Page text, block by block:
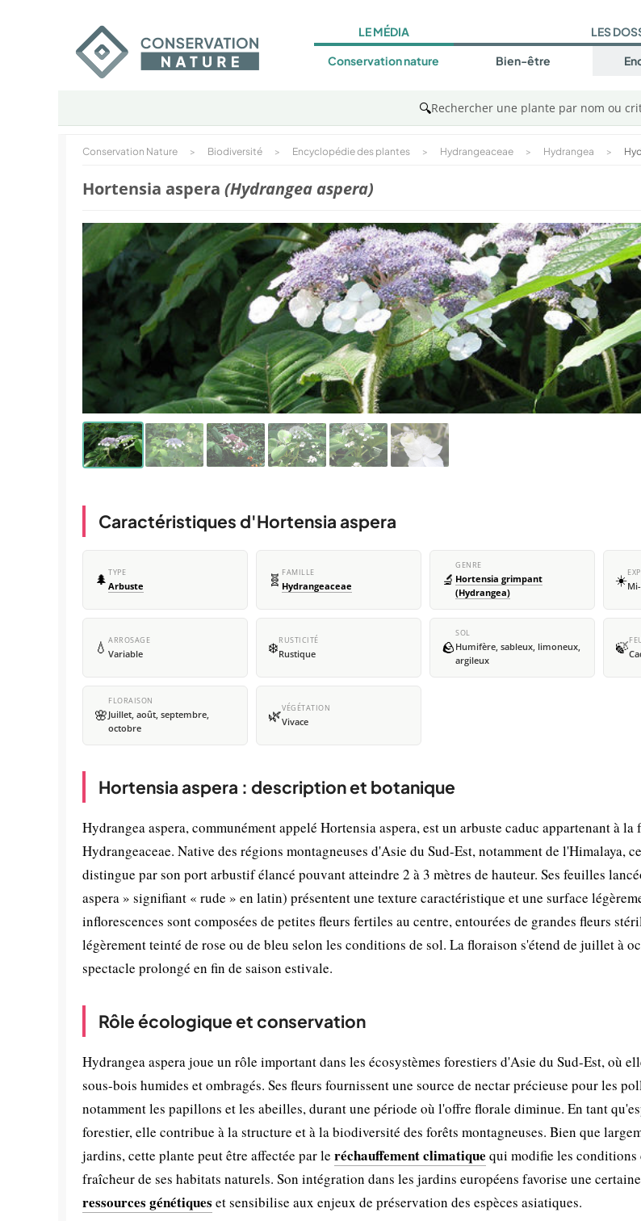
LE MÉDIA
Conservation nature
LES
Bien-être
🔍Rechercher une plante par nom ou
Conservation Nature > Biodiversité > Encyclopédie des plantes > Hydrangeaceae > Hydrangea >
Hortensia aspera (Hydrangea aspera)
Caractéristiques d'Hortensia aspera
🌲 TYPE
Arbuste 🧬 FAMILLE
Hydrangeaceae 🔬
GENRE
Hortensia grimpant
(Hydrangea)
☀️
💧 ARROSAGE
Variable ❄️RUSTICITÉ
Rustique 🪨
SOL
Humifère, sableux, limoneux,
argileux
🍃
🌸
FLORAISON
Juillet, août, septembre,
octobre
🌿VÉGÉTATION
Vivace
Hortensia aspera : description et botanique
Hydrangea aspera, communément appelé Hortensia aspera, est un arbuste caduc appartenant à la
Hydrangeaceae. Native des régions montagneuses d'Asie du Sud-Est, notamment de l'Himalaya,
distingue par son port arbustif élancé pouvant atteindre 2 à 3 mètres de hauteur. Ses feuilles
aspera » signifiant « rude » en latin) présentent une texture caractéristique et une surface
inflorescences sont composées de petites fleurs fertiles au centre, entourées de grandes fleurs
légèrement teinté de rose ou de bleu selon les conditions de sol. La floraison s'étend de juillet à
spectacle prolongé en fin de saison estivale.
Rôle écologique et conservation
Hydrangea aspera joue un rôle important dans les écosystèmes forestiers d'Asie du Sud-Est, où
sous-bois humides et ombragés. Ses fleurs fournissent une source de nectar précieuse pour les
notamment les papillons et les abeilles, durant une période où l'offre florale diminue. En tant
forestier, elle contribue à la structure et à la biodiversité des forêts montagneuses. Bien que
jardins, cette plante peut être affectée par le réchauffement climatique qui modifie les conditions
fraîcheur de ses habitats naturels. Son intégration dans les jardins européens favorise une certaine
ressources génétiques et sensibilise aux enjeux de préservation des espèces asiatiques.